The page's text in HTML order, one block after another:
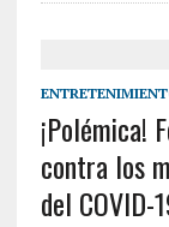
¡Polémica!
contra los
del COVID-